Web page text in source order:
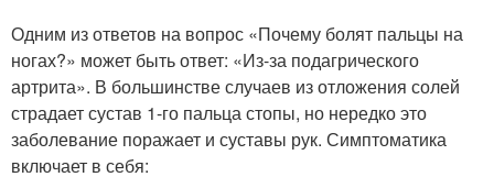
Одним из ответов на вопрос «Почему болят пальцы на
ногах?» может быть ответ: «Из-за подагрического
артрита». В большинстве случаев из отложения солей
страдает сустав 1-го пальца стопы, но нередко это
заболевание поражает и суставы рук. Симптоматика
включает в себя: